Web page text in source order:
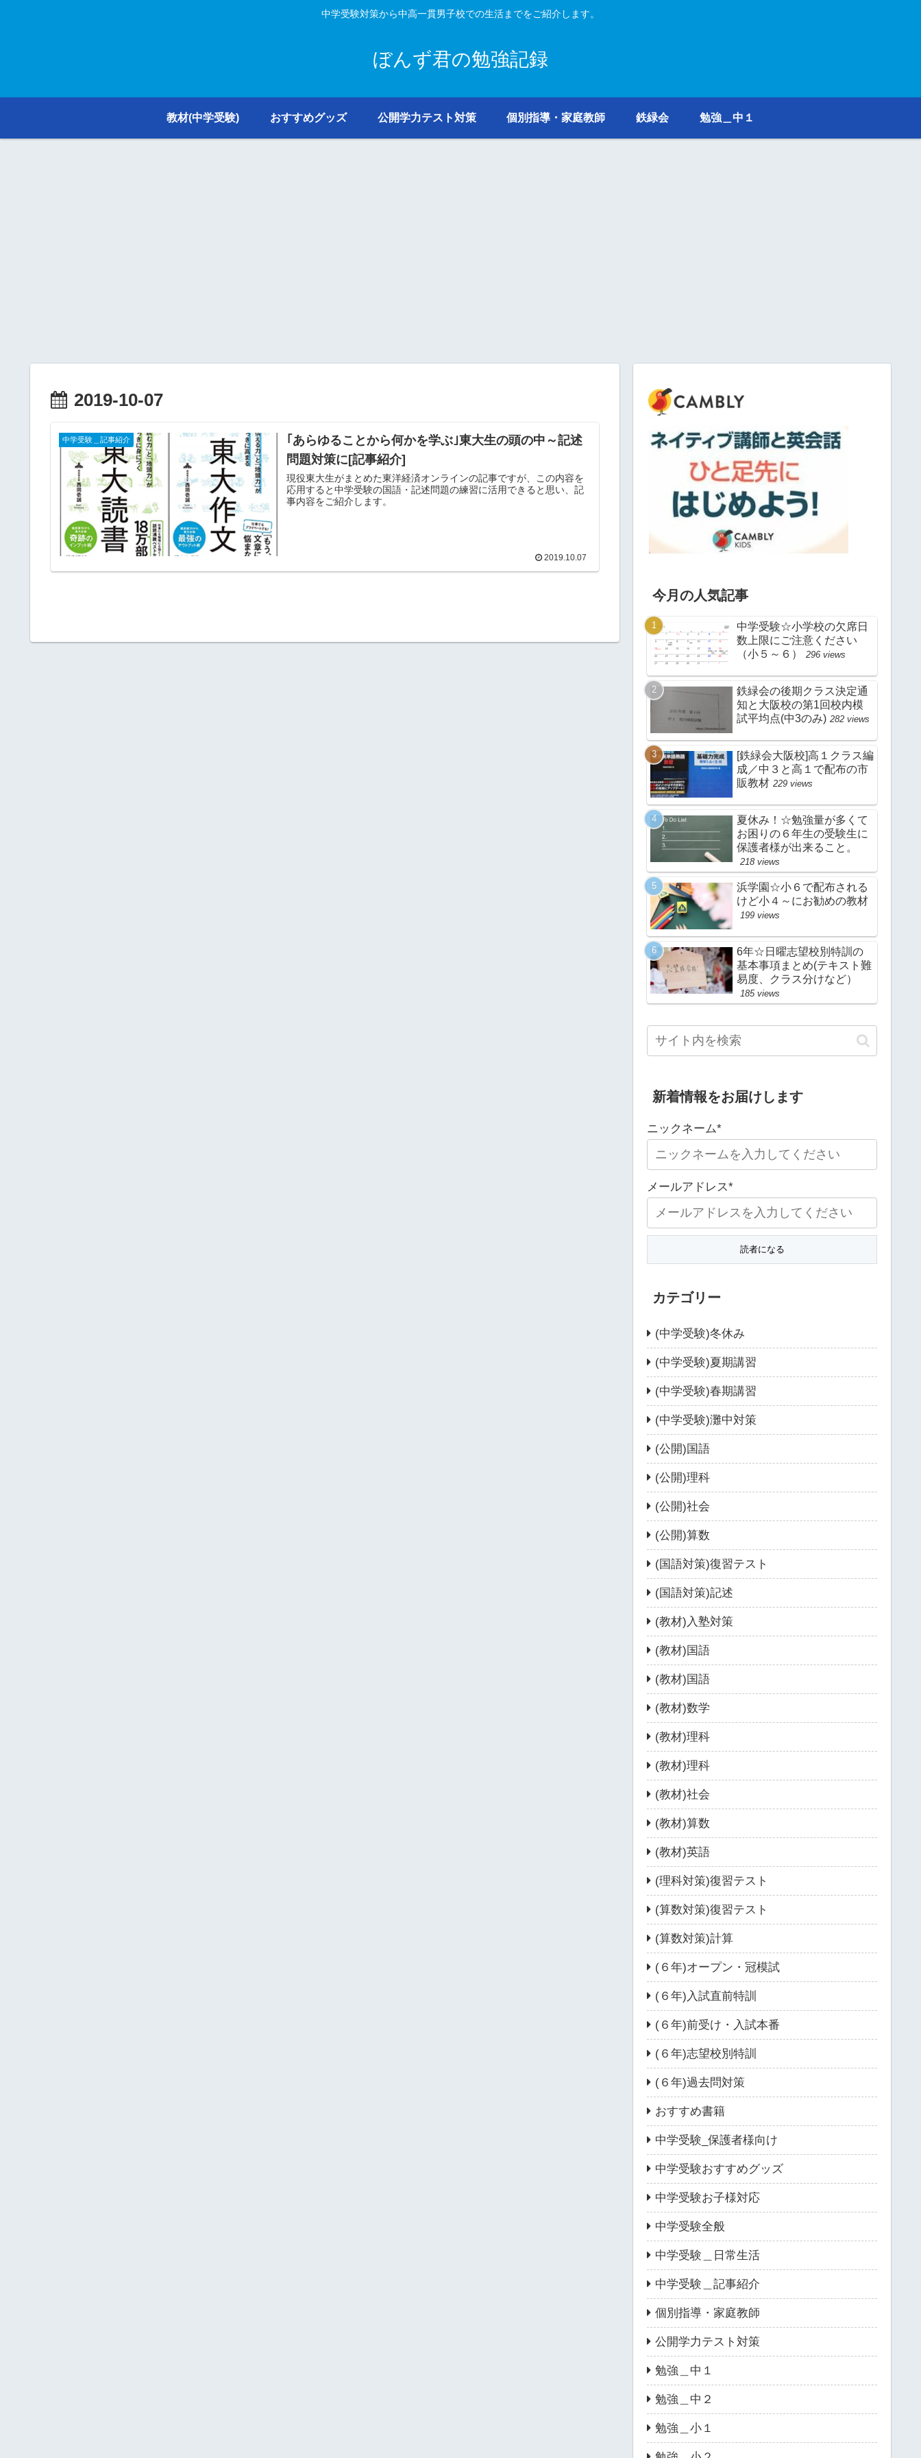
中学受験対策から中高一貫男子校での生活までをご紹介します。
ぼんず君の勉強記録
教材(中学受験) おすすめグッズ 公開学力テスト対策 個別指導・家庭教師 鉄緑会 勉強＿中１
2019-10-07
中学受験＿記事紹介
｢あらゆることから何かを学ぶ｣東大生の頭の中～記述
問題対策に[記事紹介]
現役東大生がまとめた東洋経済オンラインの記事ですが、この内容を
応用すると中学受験の国語・記述問題の練習に活用できると思い、記
事内容をご紹介します。
2019.10.07
今月の人気記事
中学受験☆小学校の欠席日
数上限にご注意ください
（小５～６）
296 views
鉄緑会の後期クラス決定通
知と大阪校の第1回校内模
試平均点(中3のみ) 282 views
[鉄緑会大阪校]高１クラス編
成／中３と高１で配布の市
販教材 229 views
夏休み！☆勉強量が多くて
お困りの６年生の受験生に
保護者様が出来ること。
218 views
浜学園☆小６で配布される
けど小４～にお勧めの教材
199 views
6年☆日曜志望校別特訓の
基本事項まとめ(テキスト難
易度、クラス分けなど）
185 views
新着情報をお届けします
ニックネーム*
メールアドレス*
カテゴリー
(中学受験)冬休み
(中学受験)夏期講習
(中学受験)春期講習
(中学受験)灘中対策
(公開)国語
(公開)理科
(公開)社会
(公開)算数
(国語対策)復習テスト
(国語対策)記述
(教材)入塾対策
(教材)国語
(教材)国語
(教材)数学
(教材)理科
(教材)理科
(教材)社会
(教材)算数
(教材)英語
(理科対策)復習テスト
(算数対策)復習テスト
(算数対策)計算
(６年)オープン・冠模試
(６年)入試直前特訓
(６年)前受け・入試本番
(６年)志望校別特訓
(６年)過去問対策
おすすめ書籍
中学受験_保護者様向け
中学受験おすすめグッズ
中学受験お子様対応
中学受験全般
中学受験＿日常生活
中学受験＿記事紹介
個別指導・家庭教師
公開学力テスト対策
勉強＿中１
勉強＿中２
勉強＿小１